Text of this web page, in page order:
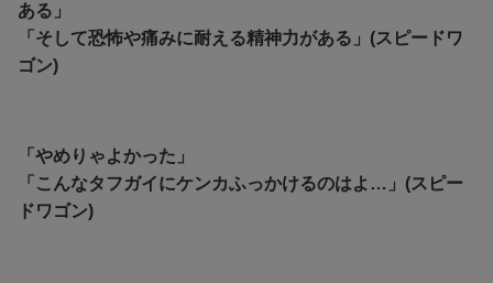
ある」
「そして恐怖や痛みに耐える精神力がある」(スピードワ
ゴン)
「やめりゃよかった」
「こんなタフガイにケンカふっかけるのはよ…」(スピー
ドワゴン)